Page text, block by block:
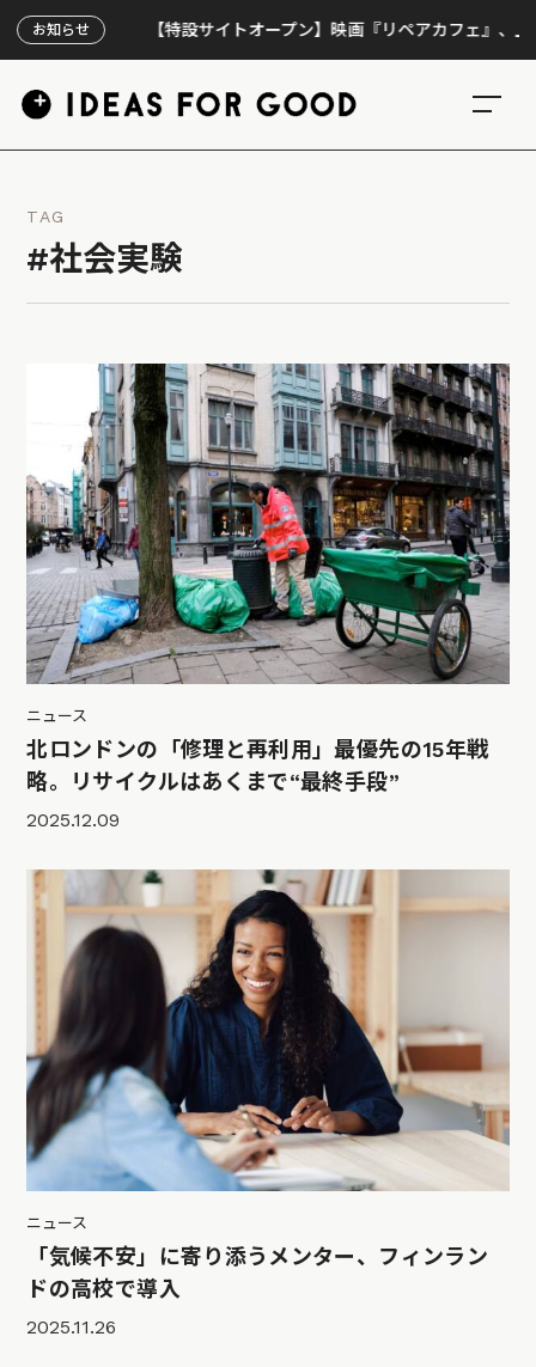
お知らせ【特設サイトオープン】映画『リペアカフェ』、上映300回
TAG
#社会実験
ニュース
北ロンドンの「修理と再利用」最優先の15年戦
略。リサイクルはあくまで“最終手段”
2025.12.09
ニュース
「気候不安」に寄り添うメンター、フィンラン
ドの高校で導入
2025.11.26